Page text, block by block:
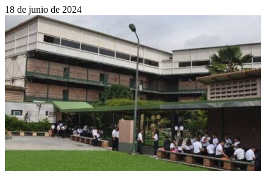
18 de junio de 2024